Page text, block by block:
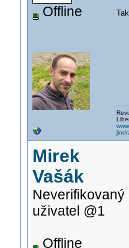
Offline
Mirek
Vašák
Neverifikovaný
uživatel @1
Offline